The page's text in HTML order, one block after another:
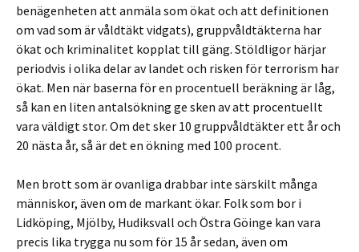
benägenheten att anmäla som ökat och att definitionen
om vad som är våldtäkt vidgats), gruppvåldtäkterna har
ökat och kriminalitet kopplat till gäng. Stöldligor härjar
periodvis i olika delar av landet och risken för terrorism har
ökat. Men när baserna för en procentuell beräkning är låg,
så kan en liten antalsökning ge sken av att procentuellt
vara väldigt stor. Om det sker 10 gruppvåldtäkter ett år och
20 nästa år, så är det en ökning med 100 procent.
Men brott som är ovanliga drabbar inte särskilt många
människor, även om de markant ökar. Folk som bor i
Lidköping, Mjölby, Hudiksvall och Östra Göinge kan vara
precis lika trygga nu som för 15 år sedan, även om